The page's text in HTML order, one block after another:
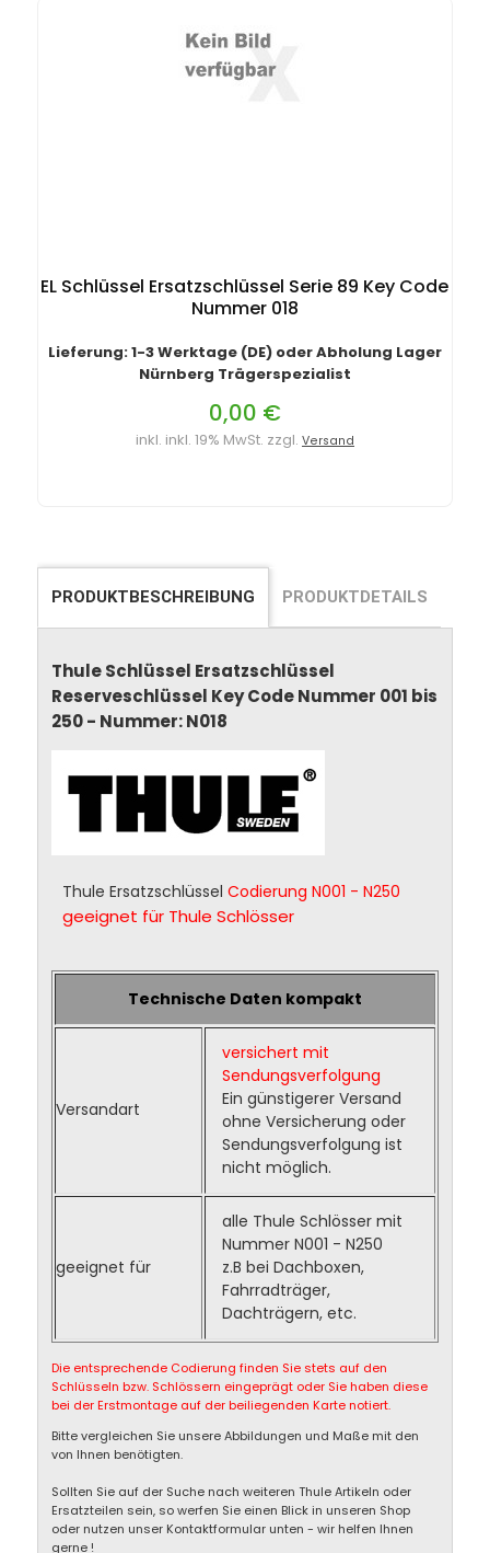
EL Schlüssel Ersatzschlüssel Serie 89 Key Code
Nummer 018
Lieferung: 1-3 Werktage (DE) oder Abholung Lager
Nürnberg Trägerspezialist
0,00 €
inkl. inkl. 19% MwSt. zzgl. Versand
PRODUKTBESCHREIBUNG PRODUKTDETAILS
Thule Schlüssel Ersatzschlüssel
Reserveschlüssel Key Code Nummer 001 bis
250 - Nummer: N018
Thule Ersatzschlüssel Codierung N001 - N250
geeignet für Thule Schlösser
Technische Daten kompakt
Versandart
versichert mit
Sendungsverfolgung
Ein günstigerer Versand
ohne Versicherung oder
Sendungsverfolgung ist
nicht möglich.
geeignet für
alle Thule Schlösser mit
Nummer N001 - N250
z.B bei Dachboxen,
Fahrradträger,
Dachträgern, etc.
Die entsprechende Codierung finden Sie stets auf den
Schlüsseln bzw. Schlössern eingeprägt oder Sie haben diese
bei der Erstmontage auf der beiliegenden Karte notiert.
Bitte vergleichen Sie unsere Abbildungen und Maße mit den
von Ihnen benötigten.
Sollten Sie auf der Suche nach weiteren Thule Artikeln oder
Ersatzteilen sein, so werfen Sie einen Blick in unseren Shop
oder nutzen unser Kontaktformular unten - wir helfen Ihnen
gerne !